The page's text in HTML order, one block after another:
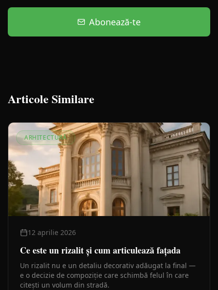
Abonează-te
Articole Similare
ARHITECTURĂ
12 aprilie 2026
Ce este un rizalit și cum articulează fațada
Un rizalit nu e un detaliu decorativ adăugat la final —
e o decizie de compoziție care schimbă felul în care
citești un volum din stradă.